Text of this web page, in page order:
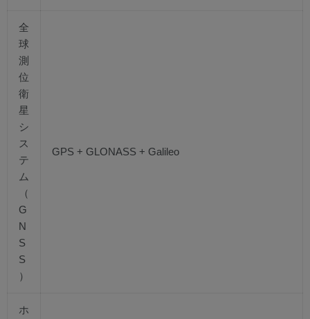
全
球
測
位
衛
星
シ
ス
テ
ム
（
G
N
S
S
）
GPS + GLONASS + Galileo
ホ